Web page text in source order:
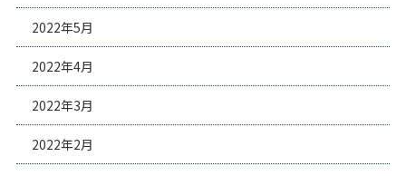
2022年5月
2022年4月
2022年3月
2022年2月